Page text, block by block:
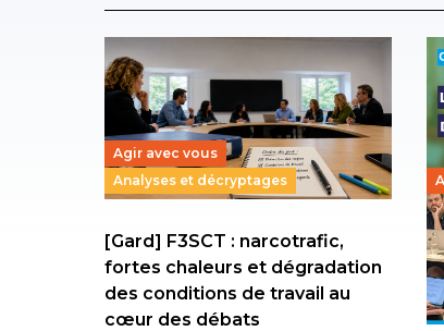
Agir avec vous
Analyses et décryptages
[Gard] F3SCT : narcotrafic,
fortes chaleurs et dégradation
des conditions de travail au
cœur des débats